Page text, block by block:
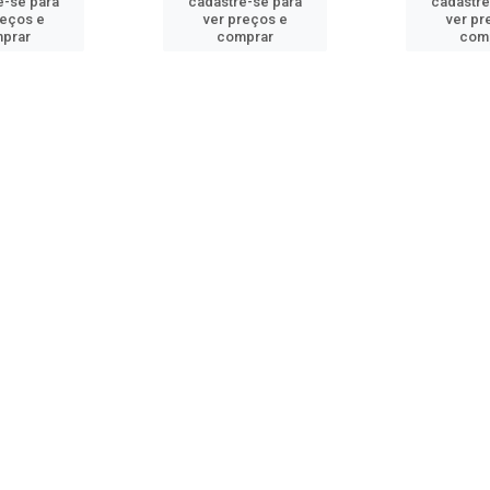
e
ver preços e
comprar
ver